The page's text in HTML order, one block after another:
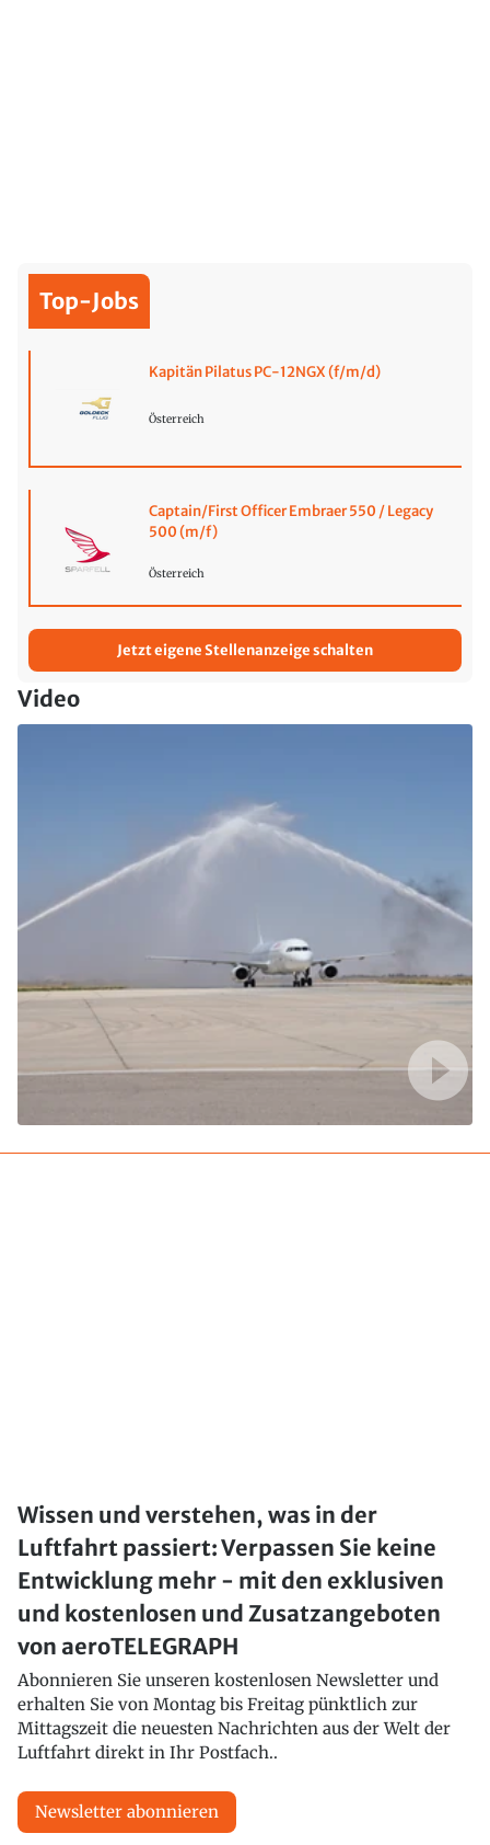
Top-Jobs
Kapitän Pilatus PC-12NGX (f/m/d)
Österreich
Captain/First Officer Embraer 550 / Legacy
500 (m/f)
Österreich
Jetzt eigene Stellenanzeige schalten
Video
Wissen und verstehen, was in der
Luftfahrt passiert: Verpassen Sie keine
Entwicklung mehr - mit den exklusiven
und kostenlosen und Zusatzangeboten
von aeroTELEGRAPH
Abonnieren Sie unseren kostenlosen Newsletter und
erhalten Sie von Montag bis Freitag pünktlich zur
Mittagszeit die neuesten Nachrichten aus der Welt der
Luftfahrt direkt in Ihr Postfach..
Newsletter abonnieren